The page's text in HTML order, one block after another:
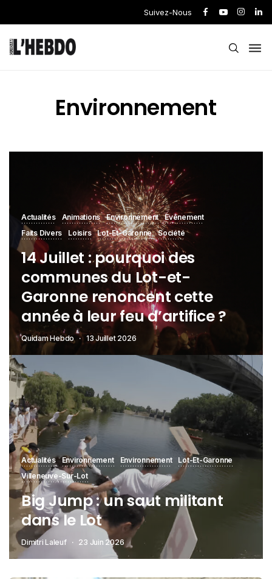
Suivez-Nous
Environnement
Actualités Animations Environnement
Événement
Faits Divers
Loisirs Lot-Et-Garonne Société
14 Juillet : pourquoi des
communes du Lot-et-
Garonne renoncent cette
année à leur feu d’artifice ?
Quidam Hebdo 13 Juillet 2026
Actualités Environnement Environnement
Lot-Et-Garonne
Villeneuve-Sur-Lot
Big Jump : un saut militant
dans le Lot
Dimitri Laleuf 23 Juin 2026